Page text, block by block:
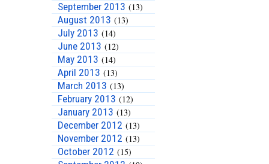
September 2013 (13)
August 2013 (13)
July 2013 (14)
June 2013 (12)
May 2013 (14)
April 2013 (13)
March 2013 (13)
February 2013 (12)
January 2013 (13)
December 2012 (13)
November 2012 (13)
October 2012 (15)